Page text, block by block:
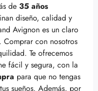
de 35 años
diseño, calidad y
Avignon es un claro
con nosotros
Te ofrecemos
fácil y segura, con la
para que no tengas
sueños. Además, por